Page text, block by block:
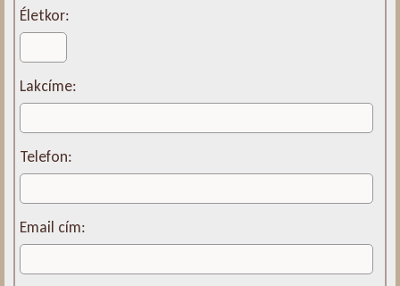
Életkor:
Lakcíme:
Telefon:
Email cím: